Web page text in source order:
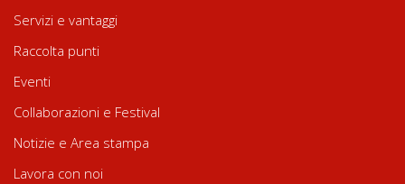
Servizi e vantaggi
Raccolta punti
Eventi
Collaborazioni e Festival
Notizie e Area stampa
Lavora con noi